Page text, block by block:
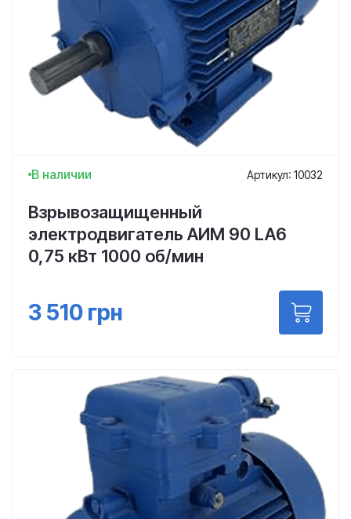
В наличии Артикул: 10032
Взрывозащищенный
электродвигатель АИМ 90 LA6
0,75 кВт 1000 об/мин
3 510 грн